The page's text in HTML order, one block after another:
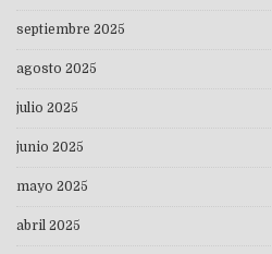
septiembre 2025
agosto 2025
julio 2025
junio 2025
mayo 2025
abril 2025